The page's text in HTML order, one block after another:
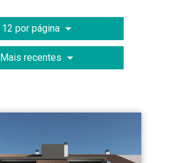
12 por página
Mais recentes